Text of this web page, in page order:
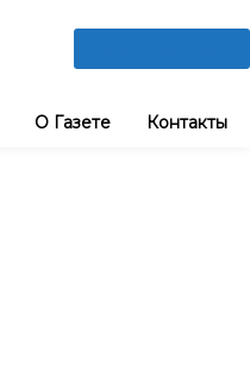
О Газете Контакты